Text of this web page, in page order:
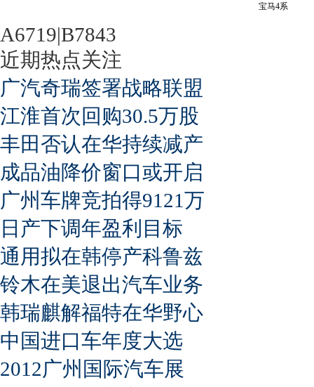
宝马4系
A6719|B7843
近期热点关注
广汽奇瑞签署战略联盟
江淮首次回购30.5万股
丰田否认在华持续减产
成品油降价窗口或开启
广州车牌竞拍得9121万
日产下调年盈利目标
通用拟在韩停产科鲁兹
铃木在美退出汽车业务
韩瑞麒解福特在华野心
中国进口车年度大选
2012广州国际汽车展